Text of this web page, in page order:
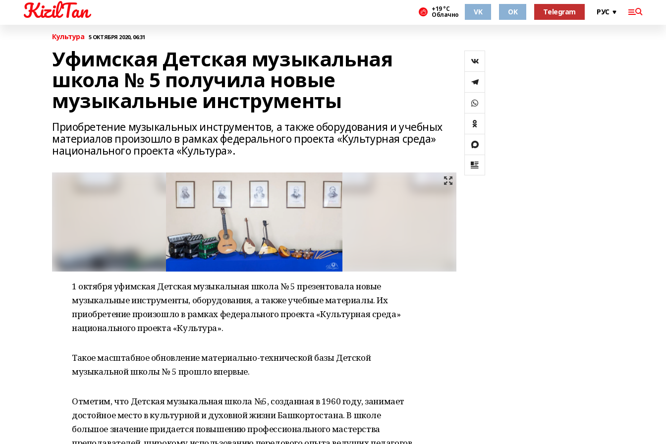
KizilTan +19 °С
Облачно VK OK Telegram
Культура 5 ОКТЯБРЯ 2020, 06:31
Уфимская Детская музыкальная
школа № 5 получила новые
музыкальные инструменты
Приобретение музыкальных инструментов, а также оборудования и учебных
материалов произошло в рамках федерального проекта «Культурная среда»
национального проекта «Культура».
1 октября уфимская Детская музыкальная школа № 5 презентовала новые
музыкальные инструменты, оборудования, а также учебные материалы. Их
приобретение произошло в рамках федерального проекта «Культурная среда»
национального проекта «Культура».
Такое масштабное обновление материально-технической базы Детской
музыкальной школы № 5 прошло впервые.
Отметим, что Детская музыкальная школа №5, созданная в 1960 году, занимает
достойное место в культурной и духовной жизни Башкортостана. В школе
большое значение придается повышению профессионального мастерства